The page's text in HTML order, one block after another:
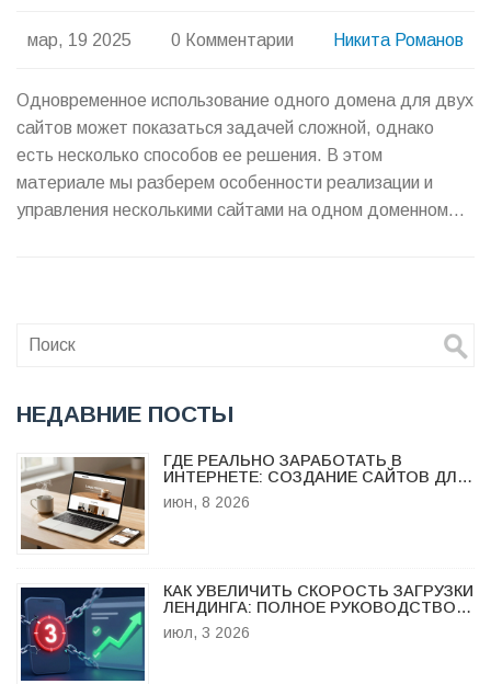
мар, 19 2025 0 Комментарии Никита Романов
Одновременное использование одного домена для двух
сайтов может показаться задачей сложной, однако
есть несколько способов ее решения. В этом
материале мы разберем особенности реализации и
управления несколькими сайтами на одном доменном
решения при выборе хостинга.
НЕДАВНИЕ ПОСТЫ
ГДЕ РЕАЛЬНО ЗАРАБОТАТЬ В
ИНТЕРНЕТЕ: СОЗДАНИЕ САЙТОВ ДЛЯ
МАЛОГО БИЗНЕСА
июн, 8 2026
КАК УВЕЛИЧИТЬ СКОРОСТЬ ЗАГРУЗКИ
ЛЕНДИНГА: ПОЛНОЕ РУКОВОДСТВО
ПО ОПТИМИЗАЦИИ В 2026 ГОДУ
июл, 3 2026